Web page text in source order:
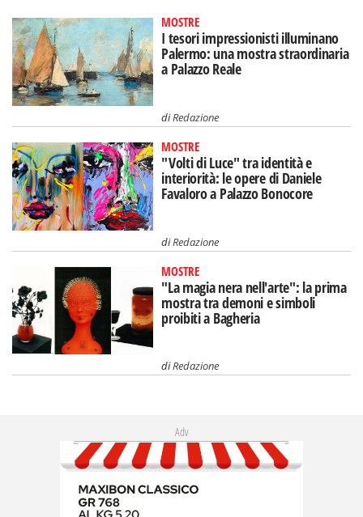
MOSTRE
I tesori impressionisti illuminano
Palermo: una mostra straordinaria
a Palazzo Reale
diRedazione
MOSTRE
"Volti di Luce" tra identità e
interiorità: le opere di Daniele
Favaloro a Palazzo Bonocore
diRedazione
MOSTRE
"La magia nera nell'arte": la prima
mostra tra demoni e simboli
proibiti a Bagheria
diRedazione
Adv